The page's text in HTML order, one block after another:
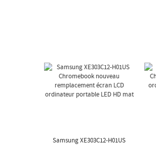
Samsung XE303C12-H01US